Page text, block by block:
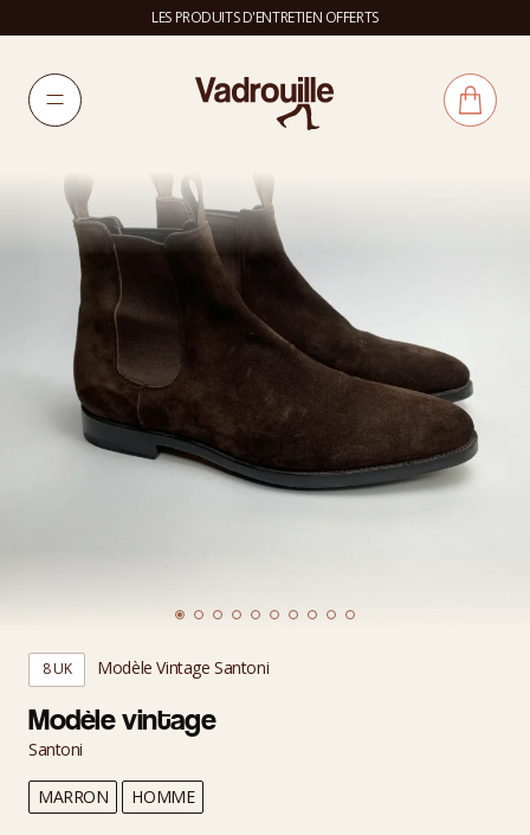
LES PRODUITS D'ENTRETIEN OFFERTS
8 UK Modèle Vintage Santoni
Modèle vintage
Santoni
MARRON HOMME